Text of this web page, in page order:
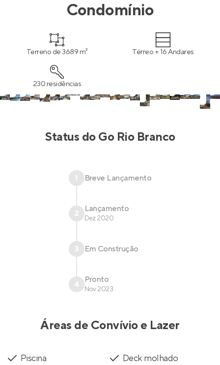
Condomínio
Terreno de 3689 m² Térreo + 16 Andares
230 residências
Status doGo Rio Branco
1 Breve Lançamento
2 Lançamento
Dez 2020
3 Em Construção
4 Pronto
Nov 2023
Áreas de Convívio e Lazer
Piscina
Deck molhado